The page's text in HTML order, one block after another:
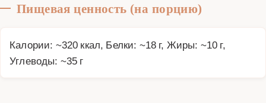
Пищевая ценность (на порцию)
Калории: ~320 ккал, Белки: ~18 г, Жиры: ~10 г,
Углеводы: ~35 г